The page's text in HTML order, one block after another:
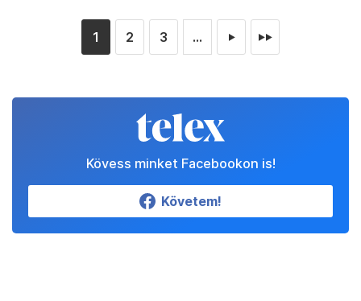
1 2 3 ... ► ►►
Kövess minket Facebookon is!
Követem!